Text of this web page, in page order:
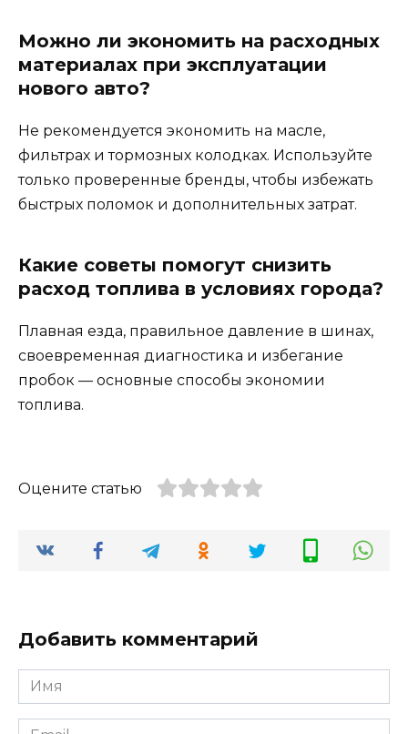
Можно ли экономить на расходных
материалах при эксплуатации
нового авто?
Не рекомендуется экономить на масле,
фильтрах и тормозных колодках. Используйте
только проверенные бренды, чтобы избежать
быстрых поломок и дополнительных затрат.
Какие советы помогут снизить
расход топлива в условиях города?
Плавная езда, правильное давление в шинах,
своевременная диагностика и избегание
пробок — основные способы экономии
топлива.
Оцените статью
Добавить комментарий
Имя
*
Email